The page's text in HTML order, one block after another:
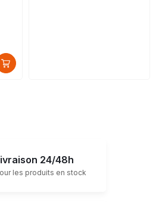
24/48h
les produits en stock